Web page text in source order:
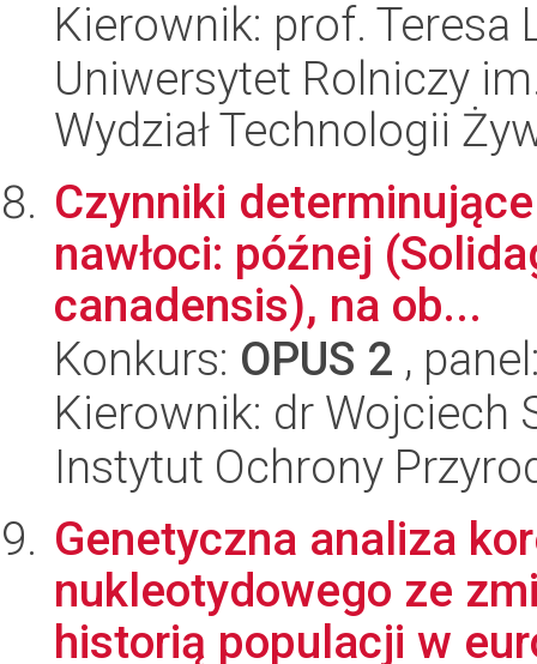
Kierownik: prof. Teresa
Uniwersytet Rolniczy
Wydział Technologii
Czynniki
nawłoci: późnej
canadensis), na ob...
Konkurs: OPUS 2 ,
Kierownik: dr Wojciech
Instytut Ochrony
Genetyczna analiza
nukleotydowego ze
historią populacji w